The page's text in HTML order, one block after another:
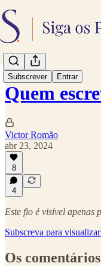
Subscrever Entrar
Quem
Victor Romão
abr 23, 2024
8
4
Este fio é visível apenas
Subscreva para
Os